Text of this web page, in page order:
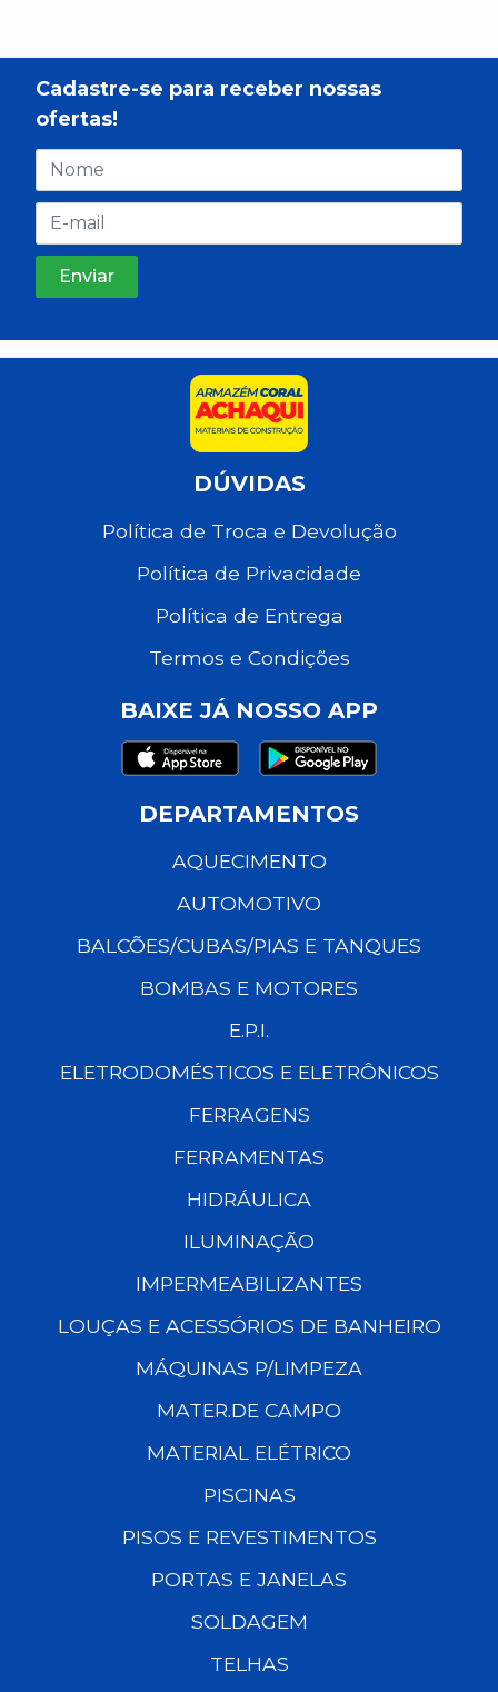
Cadastre-se para receber nossas
ofertas!
DÚVIDAS
Política de Troca e Devolução
Política de Privacidade
Política de Entrega
Termos e Condições
BAIXE JÁ NOSSO APP
DEPARTAMENTOS
AQUECIMENTO
AUTOMOTIVO
BALCÕES/CUBAS/PIAS E TANQUES
BOMBAS E MOTORES
E.P.I.
ELETRODOMÉSTICOS E ELETRÔNICOS
FERRAGENS
FERRAMENTAS
HIDRÁULICA
ILUMINAÇÃO
IMPERMEABILIZANTES
LOUÇAS E ACESSÓRIOS DE BANHEIRO
MÁQUINAS P/LIMPEZA
MATER.DE CAMPO
MATERIAL ELÉTRICO
PISCINAS
PISOS E REVESTIMENTOS
PORTAS E JANELAS
SOLDAGEM
TELHAS